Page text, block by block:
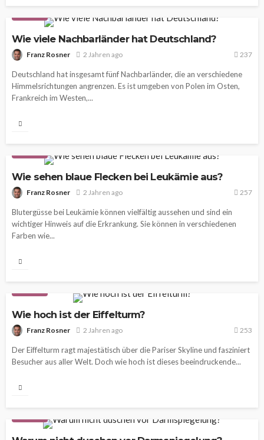
Wie viele Nachbarländer hat Deutschland?
Franz Rosner 2 Jahren ago 237
Deutschland hat insgesamt fünf Nachbarländer, die an verschiedene
Himmelsrichtungen angrenzen. Es ist umgeben von Polen im Osten,
Frankreich im Westen,...
Wie sehen blaue Flecken bei Leukämie aus?
Franz Rosner 2 Jahren ago 257
Blutergüsse bei Leukämie können vielfältig aussehen und sind ein
wichtiger Hinweis auf die Erkrankung. Sie können in verschiedenen
Farben wie...
Wie hoch ist der Eiffelturm?
Franz Rosner 2 Jahren ago 253
Der Eiffelturm ragt majestätisch über die Pariser Skyline und fasziniert
Besucher aus aller Welt. Doch wie hoch ist dieses beeindruckende...